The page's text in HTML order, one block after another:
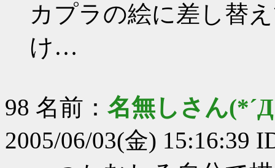
カプラの絵に差し替
け…
98 名前： 名無しさん
2005/06/03(金) 15:16:39